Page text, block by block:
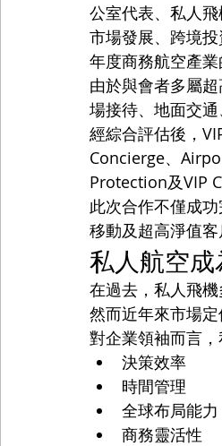
公室代表、私人
市場發展、跨境
年度商務航空產業
由於與會者多屬
場接待、地面交
經綜合評估後，
Concierge、
Protection及VIP
此次合作不僅成
移動及超高淨值客
私人航空
在過去，私人飛機
然而近年來市場定
對企業領袖而言，
決策效率
時間管理
全球布局能力
商務靈活性